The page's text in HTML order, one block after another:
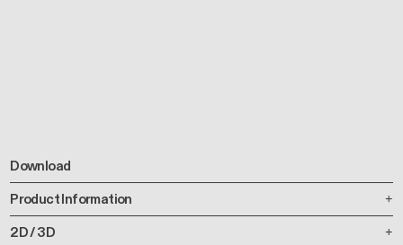
Download
Product Information
2D / 3D